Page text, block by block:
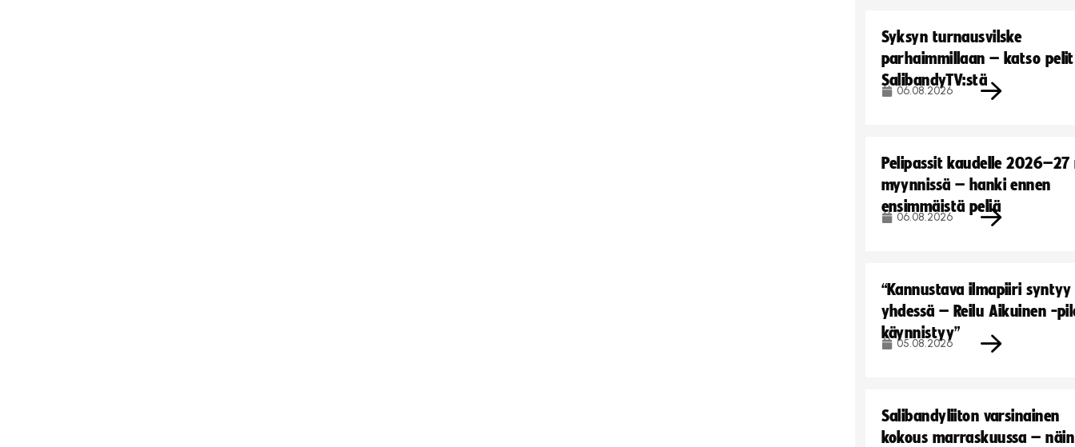
Syksyn turnausvilske
parhaimmillaan – katso pelit
SalibandyTV:stä
06.08.2026
Pelipassit kaudelle
myynnissä – hanki ennen
ensimmäistä peliä
06.08.2026
“Kannustava ilmapiiri syntyy
yhdessä – Reilu Aikuinen -
käynnistyy”
05.08.2026
Salibandyliiton varsinainen
kokous marraskuussa – näin